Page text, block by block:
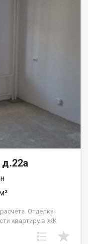
Отделка
квартиру в ЖК
со ставкой 4.5 % на
весь срок кредита.